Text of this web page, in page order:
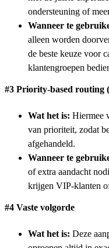
ondersteuning of
Wanneer te
alleen worden
de beste keuze voor
klantengroepen
#3 Priority-based routing
Wat het is: Hiermee
van prioriteit, zodat
afgehandeld.
Wanneer te
of extra aandacht
krijgen VIP-klanten
#4 Vaste volgorde
Wat het is: Deze